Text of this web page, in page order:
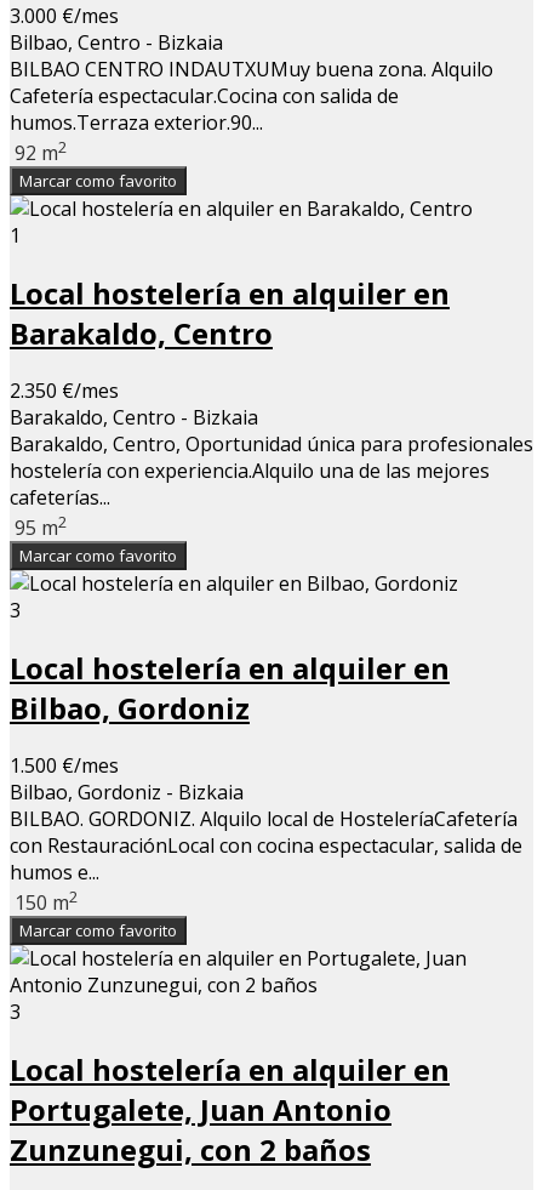
3.000 €/mes
Bilbao, Centro - Bizkaia
BILBAO CENTRO INDAUTXUMuy buena zona. Alquilo
Cafetería espectacular.Cocina con salida de
humos.Terraza exterior.90...
92 m2
Marcar como favorito
1
Local hostelería en alquiler en
Barakaldo, Centro
2.350 €/mes
Barakaldo, Centro - Bizkaia
Barakaldo, Centro, Oportunidad única para profesionales
hostelería con experiencia.Alquilo una de las mejores
cafeterías...
95 m2
Marcar como favorito
3
Local hostelería en alquiler en
Bilbao, Gordoniz
1.500 €/mes
Bilbao, Gordoniz - Bizkaia
BILBAO. GORDONIZ. Alquilo local de HosteleríaCafetería
con RestauraciónLocal con cocina espectacular, salida de
humos e...
150 m2
Marcar como favorito
3
Local hostelería en alquiler en
Portugalete, Juan Antonio
Zunzunegui, con 2 baños